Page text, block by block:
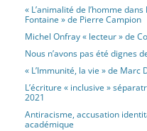
« L’animalité de l’homme dans
Fontaine » de Pierre Campion
Michel Onfray « lecteur » de
Nous n’avons pas été dignes
« L’Immunité, la vie » de Marc
L’écriture « inclusive »
2021
Antiracisme, accusation
académique